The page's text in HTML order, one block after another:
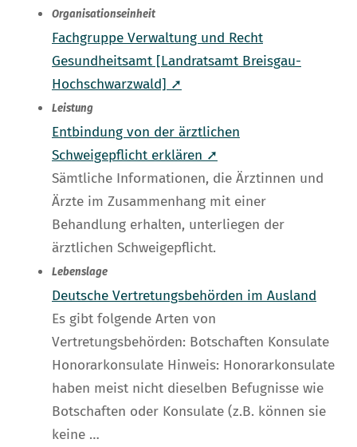
Organisationseinheit
Fachgruppe Verwaltung und Recht
Gesundheitsamt [Landratsamt Breisgau-
Hochschwarzwald] ➚
Leistung
Entbindung von der ärztlichen
Schweigepflicht erklären ➚
Sämtliche Informationen, die Ärztinnen und
Ärzte im Zusammenhang mit einer
Behandlung erhalten, unterliegen der
ärztlichen Schweigepflicht.
Lebenslage
Deutsche Vertretungsbehörden im Ausland
Es gibt folgende Arten von
Vertretungsbehörden: Botschaften Konsulate
Honorarkonsulate Hinweis: Honorarkonsulate
haben meist nicht dieselben Befugnisse wie
Botschaften oder Konsulate (z.B. können sie
keine …